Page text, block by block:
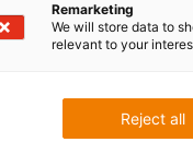
Remarketing
We will store data to
relevant to your
Reject all